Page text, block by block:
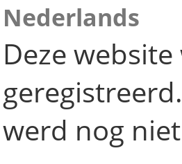
Nederlands
Deze
werd nog